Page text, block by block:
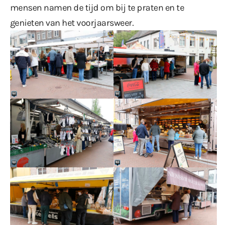
mensen namen de tijd om bij te praten en te
genieten van het voorjaarsweer.